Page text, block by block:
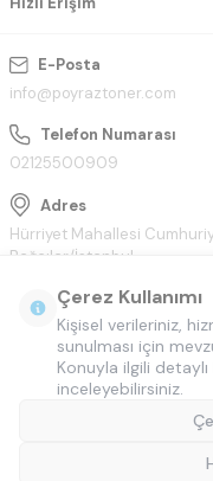
E-Posta
info@poyraztoner.com
Telefon Numarası
02125500909
Adres
Hürriyet Mahallesi
Bağcılar/İstanbul
Çerez Kullanımı
Kişisel verileriniz,
sunulması için
Konuyla ilgili
inceleyebilirsiniz.